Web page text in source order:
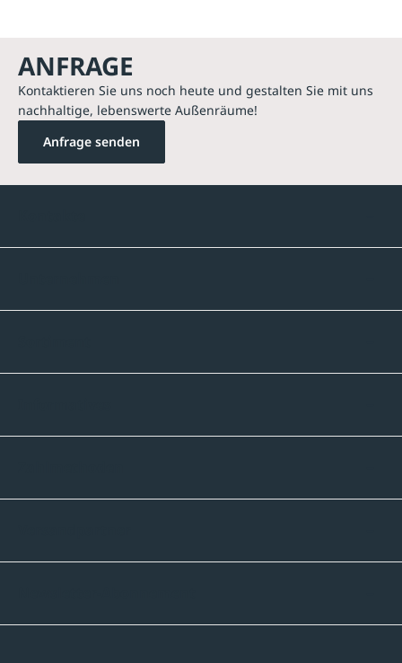
ANFRAGE
Kontaktieren Sie uns noch heute und gestalten Sie mit uns
nachhaltige, lebenswerte Außenräume!
Anfrage senden